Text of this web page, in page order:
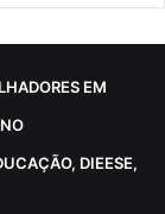
EM
DIEESE,